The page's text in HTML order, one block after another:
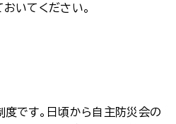
いてください。
です。日頃から自主防災会の